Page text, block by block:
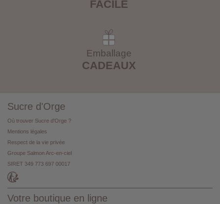
FACILE
Emballage
CADEAUX
Sucre d'Orge
Où trouver Sucre d'Orge ?
Mentions légales
Respect de la vie privée
Groupe Salmon Arc-en-ciel
SIRET 349 773 697 00017
Votre boutique en ligne